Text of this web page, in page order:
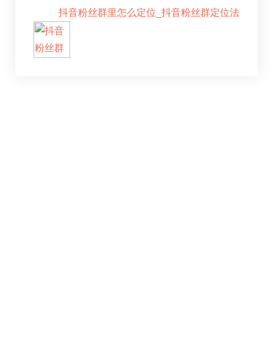
抖音粉丝群里怎么定位_抖音粉丝群定位法